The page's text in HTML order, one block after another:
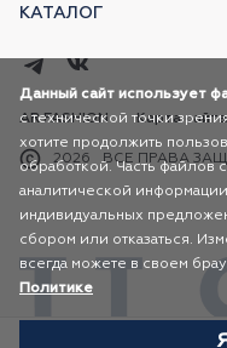
КАТАЛОГ
2026 ВСЕ ПРАВА
AR FASHION Карта сайта
Данный сайт использует
с технической точки
хотите продолжить
обработкой. Часть файлов
аналитической
индивидуальных
сбором или отказаться.
всегда можете в своем
Политике